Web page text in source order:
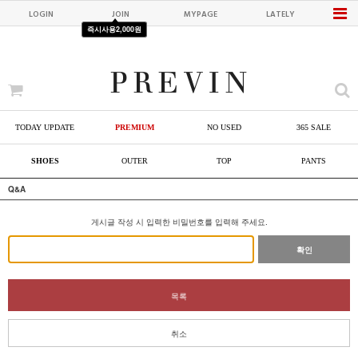
LOGIN JOIN MYPAGE LATELY
즉시사용2,000원
TODAY UPDATE PREMIUM NO USED 365 SALE
SHOES OUTER TOP PANTS
Q&A
게시글 작성 시 입력한 비밀번호를 입력해 주세요.
확인
목록
취소